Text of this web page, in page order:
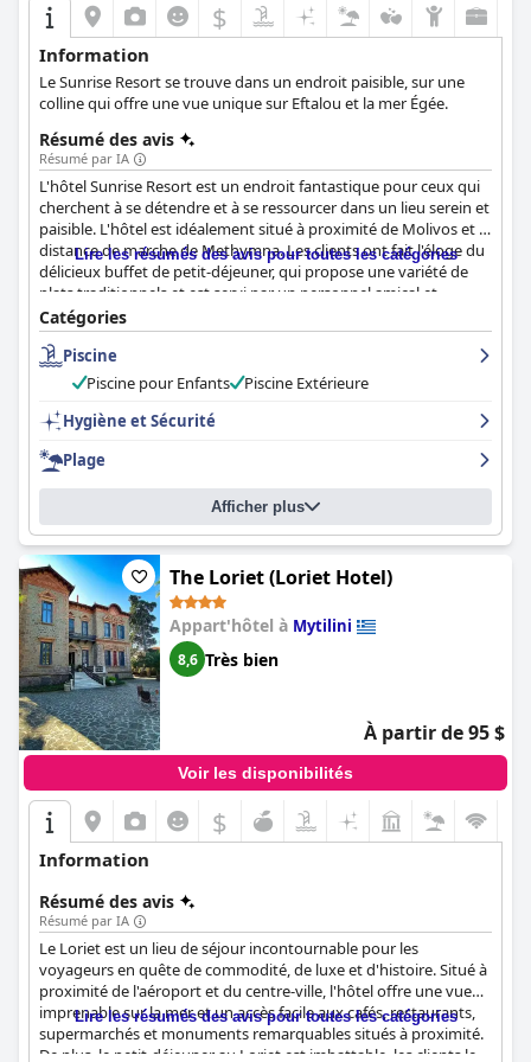
$
Information
Le Sunrise Resort se trouve dans un endroit paisible, sur une
colline qui offre une vue unique sur Eftalou et la mer Égée.
Résumé des avis
Résumé par IA
L'hôtel Sunrise Resort est un endroit fantastique pour ceux qui
cherchent à se détendre et à se ressourcer dans un lieu serein et
paisible. L'hôtel est idéalement situé à proximité de Molivos et à
distance de marche de Methymna. Les clients ont fait l'éloge du
délicieux buffet de petit-déjeuner, qui propose une variété de
plats traditionnels et est servi par un personnel amical et
serviable. Les chambres spacieuses et confortables, dont
certaines offrent de belles vues sur la mer et le littoral, sont
également très appréciées. Le personnel a été décrit comme
amical, serviable et poli, et de nombreux clients apprécient leur
attitude positive et leur excellent service. Dans l'ensemble,
l'hôtel Sunrise Resort offre un rapport qualité-prix exceptionnel
soin, ce qui en fait une expérience unique que de nombreux
visiteurs s'engagent à renouveler.
Lire les résumés des avis pour toutes les catégories
Catégories
Piscine
Piscine pour Enfants
Piscine Extérieure
Hygiène et Sécurité
Plage
Afficher plus
The Loriet (Loriet Hotel)
Appart'hôtel à Mytilini
8,6 Très bien
À partir de 95 $
Voir les disponibilités
$
Information
Résumé des avis
Résumé par IA
Le Loriet est un lieu de séjour incontournable pour les
voyageurs en quête de commodité, de luxe et d'histoire. Situé à
proximité de l'aéroport et du centre-ville, l'hôtel offre une vue
imprenable sur la mer et un accès facile aux cafés, restaurants,
supermarchés et monuments remarquables situés à proximité.
De plus, le petit-déjeuner au Loriet est imbattable, les clients le
Lire les résumés des avis pour toutes les catégories